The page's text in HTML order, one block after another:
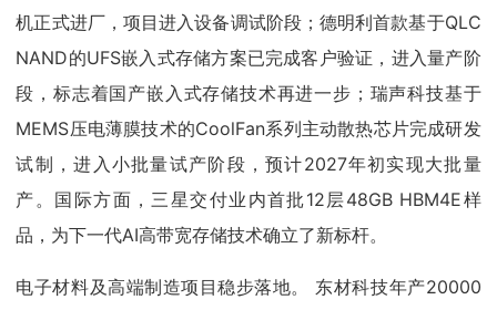
机正式进厂，项目进入设备调试阶段；德明利首款基于QLC
NAND的UFS嵌入式存储方案已完成客户验证，进入量产阶
段，标志着国产嵌入式存储技术再进一步；瑞声科技基于
MEMS压电薄膜技术的CoolFan系列主动散热芯片完成研发
试制，进入小批量试产阶段，预计2027年初实现大批量
产。国际方面，三星交付业内首批12层48GB HBM4E样
品，为下一代AI高带宽存储技术确立了新标杆。
电子材料及高端制造项目稳步落地。 东材科技年产20000